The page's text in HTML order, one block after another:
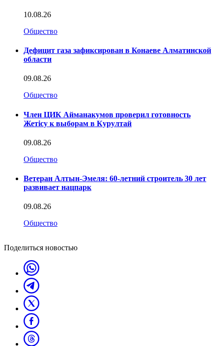
10.08.26
Общество
Дефицит газа зафиксирован в Конаеве Алматинской
области
09.08.26
Общество
Член ЦИК Айманакумов проверил готовность
Жетісу к выборам в Курултай
09.08.26
Общество
Ветеран Алтын-Эмеля: 60-летний строитель 30 лет
развивает нацпарк
09.08.26
Общество
Поделиться новостью